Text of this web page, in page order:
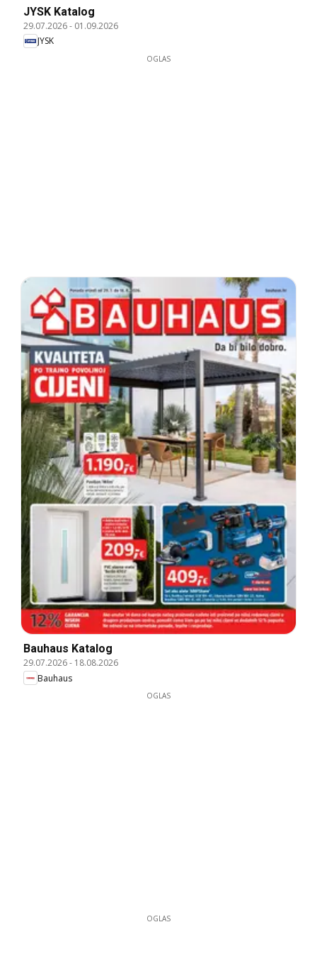
JYSK Katalog
29.07.2026- 01.09.2026
JYSK
OGLAS
Bauhaus Katalog
29.07.2026- 18.08.2026
Bauhaus
OGLAS
OGLAS